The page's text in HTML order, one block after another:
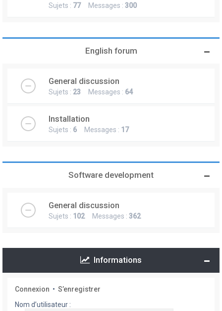
Sujets : 77Messages : 300
English forum
General discussion
Sujets : 23 Messages : 64
Installation
Sujets : 6 Messages : 17
Software development
General discussion
Sujets : 102Messages : 362
Informations
Connexion • S’enregistrer
Nom d’utilisateur :